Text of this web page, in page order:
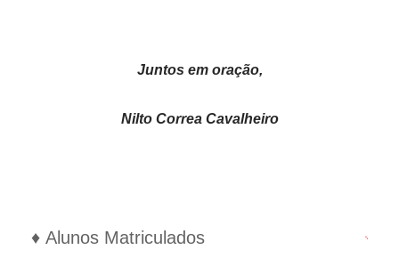
Juntos em oração,
Nilto Correa Cavalheiro
♦ Alunos Matriculados